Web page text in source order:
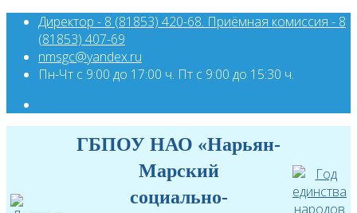
Директор - 8 (81853) 420-68. Приёмная комиссия - 8
(81853) 407-69
nmsgc@yandex.ru
Пн-Чт с 9:00 до 17:00 ч. Пт с 9:00 до 15:30 ч.
ГБПОУ НАО «Нарьян-
Марский
социально-